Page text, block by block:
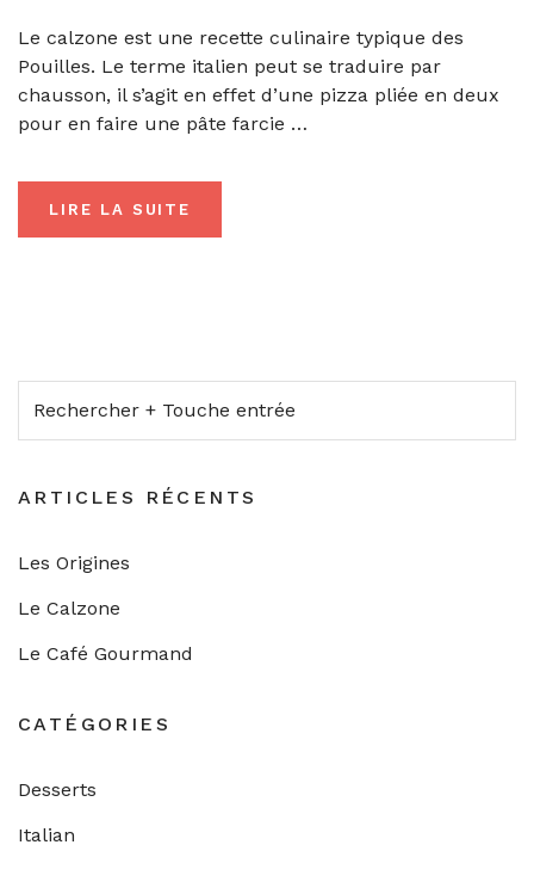
Le calzone est une recette culinaire typique des
Pouilles. Le terme italien peut se traduire par
chausson, il s’agit en effet d’une pizza pliée en deux
pour en faire une pâte farcie …
LIRE LA SUITE
ARTICLES RÉCENTS
Les Origines
Le Calzone
Le Café Gourmand
CATÉGORIES
Desserts
Italian